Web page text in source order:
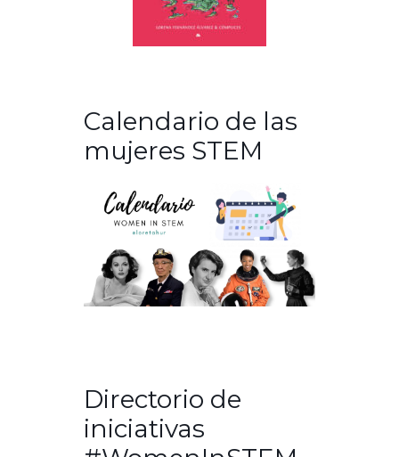
Calendario de las
mujeres STEM
Directorio de
iniciativas